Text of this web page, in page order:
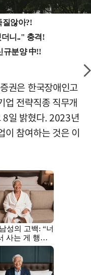
권은 한국장애인고
전략직종 직무개
8일 밝혔다. 2023년
이 참여하는 것은 이